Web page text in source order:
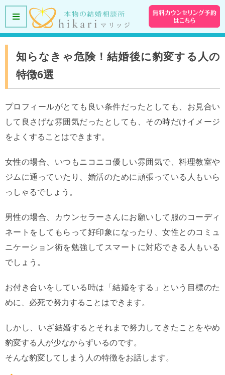
知らなきゃ危険！結婚後に豹変する人の
特徴6選
プロフィールがとても良い条件だったとしても、お見合い
して良さげな雰囲気だったとしても、その時だけイメージ
をよくすることはできます。
女性の場合、いつもニコニコ優しい雰囲気で、料理教室や
ジムに通っていたり、婚活のために頑張っている人もいら
っしゃるでしょう。
男性の場合、カウンセラーさんにお願いして服のコーディ
ネートをしてもらって好印象になったり、女性とのコミュ
ニケーション術を勉強してスマートに対応できる人もいる
でしょう。
お付き合いをしている時は「結婚をする」という目標のた
めに、必死で努力することはできます。
しかし、いざ結婚するとそれまで努力してきたことをやめ
豹変する人が少なからずいるのです。
そんな豹変してしまう人の特徴をお話します。